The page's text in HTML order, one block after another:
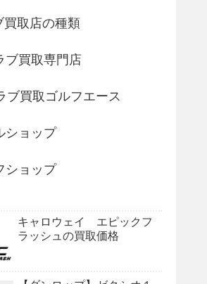
買取店の種類
ブ買取専門店
ブ買取ゴルフエース
ショップ
ショップ
キャロウェイ エピックフ
ラッシュの買取価格